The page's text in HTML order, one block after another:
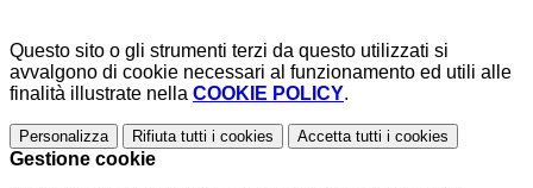
Questo sito o gli strumenti terzi da questo utilizzati si
avvalgono di cookie necessari al funzionamento ed utili alle
finalità illustrate nella COOKIE POLICY.
Personalizza Rifiuta tutti i cookies Accetta tutti i cookies
Gestione cookie